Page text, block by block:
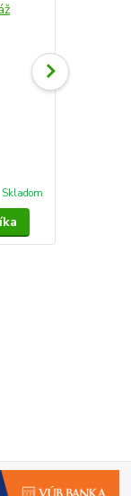
Skladom